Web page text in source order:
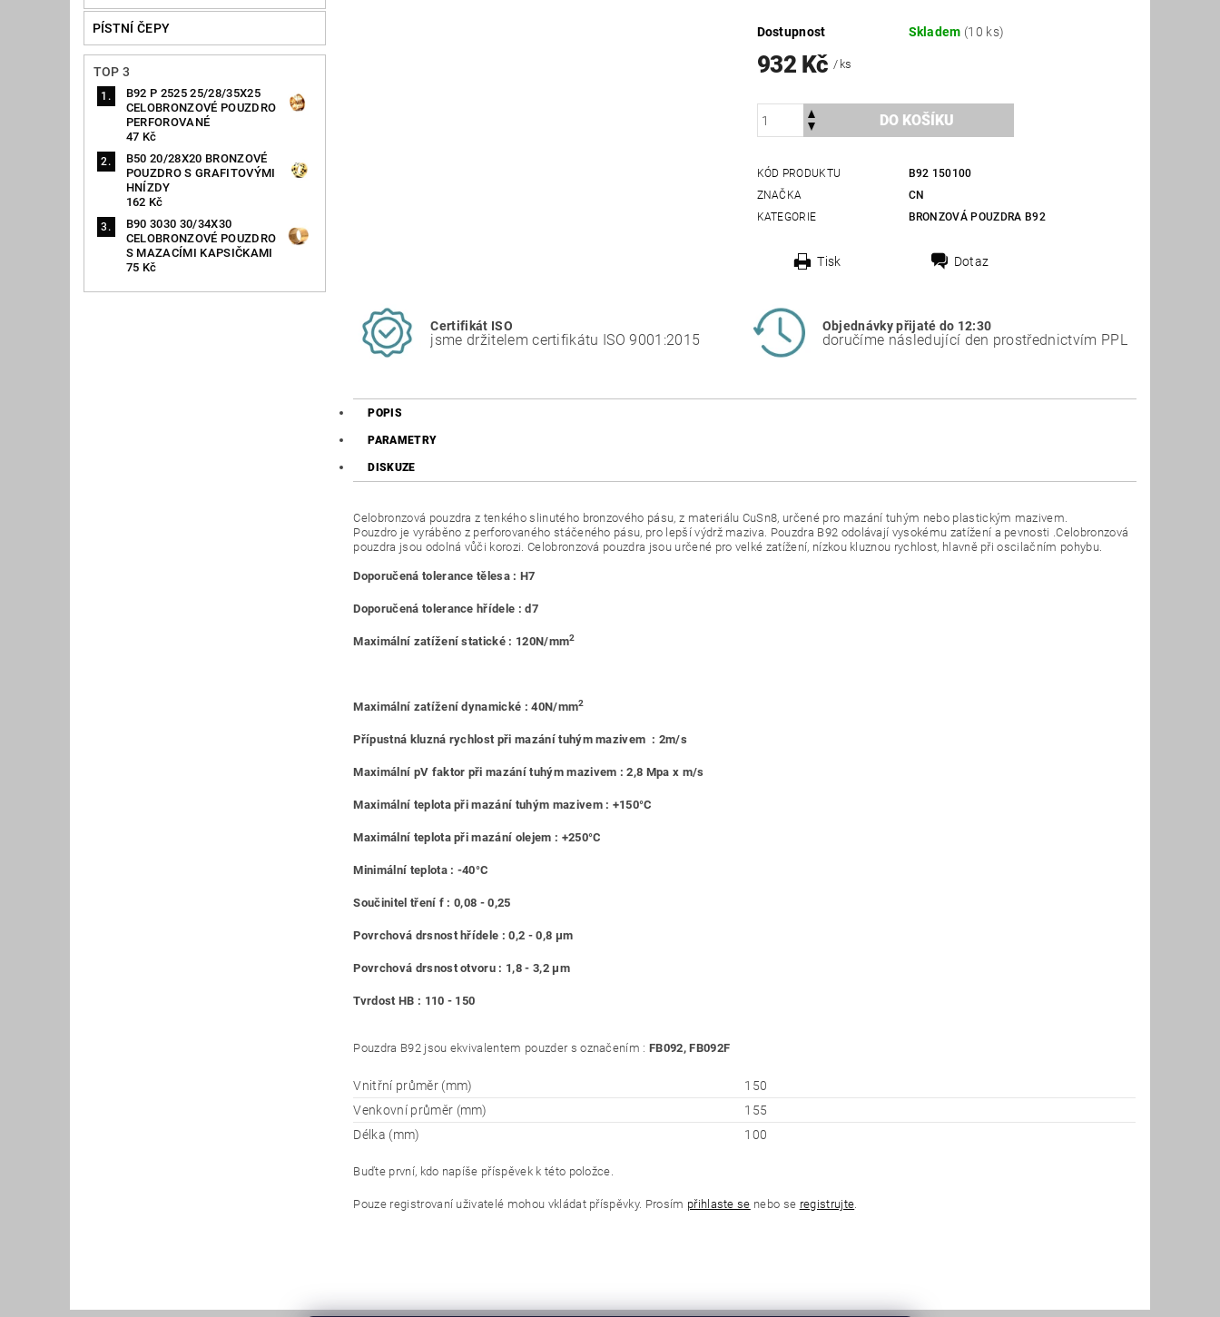
PÍSTNÍ ČEPY
TOP 3
B92 P 2525 25/28/35X25
CELOBRONZOVÉ POUZDRO
PERFOROVANÉ
47 Kč
B50 20/28X20 BRONZOVÉ
POUZDRO S GRAFITOVÝMI
HNÍZDY
162 Kč
B90 3030 30/34X30
CELOBRONZOVÉ POUZDRO
S MAZACÍMI KAPSIČKAMI
75 Kč
Dostupnost Skladem (10 ks)
932 Kč/ ks
KÓD PRODUKTU
B92 150100
ZNAČKA
CN
KATEGORIE
BRONZOVÁ POUZDRA B92
Tisk Dotaz
Certifikát ISO
jsme držitelem certifikátu ISO 9001:2015
Objednávky přijaté do 12:30
doručíme následující den prostřednictvím PPL
POPIS
PARAMETRY
DISKUZE
Celobronzová pouzdra z tenkého slinutého bronzového pásu, z materiálu CuSn8, určené pro mazání tuhým nebo plastickým mazivem.
Pouzdro je vyráběno z perforovaného stáčeného pásu, pro lepší výdrž maziva. Pouzdra B92 odolávají vysokému zatížení a pevnosti .Celobronzová
pouzdra jsou odolná vůči korozi. Celobronzová pouzdra jsou určené pro velké zatížení, nízkou kluznou rychlost, hlavně při oscilačním pohybu.
Doporučená tolerance tělesa : H7
Doporučená tolerance hřídele : d7
Maximální zatížení statické : 120N/mm2
Maximální zatížení dynamické : 40N/mm2
Přípustná kluzná rychlost při mazání tuhým mazivem : 2m/s
Maximální pV faktor při mazání tuhým mazivem : 2,8 Mpa x m/s
Maximální teplota při mazání tuhým mazivem : +150°C
Maximální teplota při mazání olejem : +250°C
Minimální teplota : -40°C
Součinitel tření f : 0,08 - 0,25
Povrchová drsnost hřídele : 0,2 - 0,8 μm
Povrchová drsnost otvoru : 1,8 - 3,2 μm
Tvrdost HB : 110 - 150
Pouzdra B92 jsou ekvivalentem pouzder s označením :FB092, FB092F
Vnitřní průměr (mm)
150
Venkovní průměr (mm)
155
Délka (mm)
100
Buďte první, kdo napíše příspěvek k této položce.
Pouze registrovaní uživatelé mohou vkládat příspěvky. Prosím přihlaste se nebo se registrujte.